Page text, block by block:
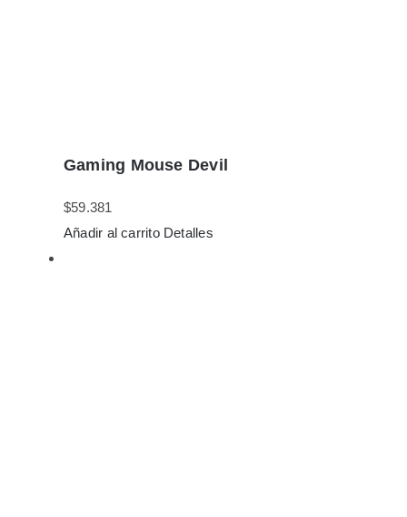
Gaming Mouse Devil
$59.381
Añadir al carrito Detalles